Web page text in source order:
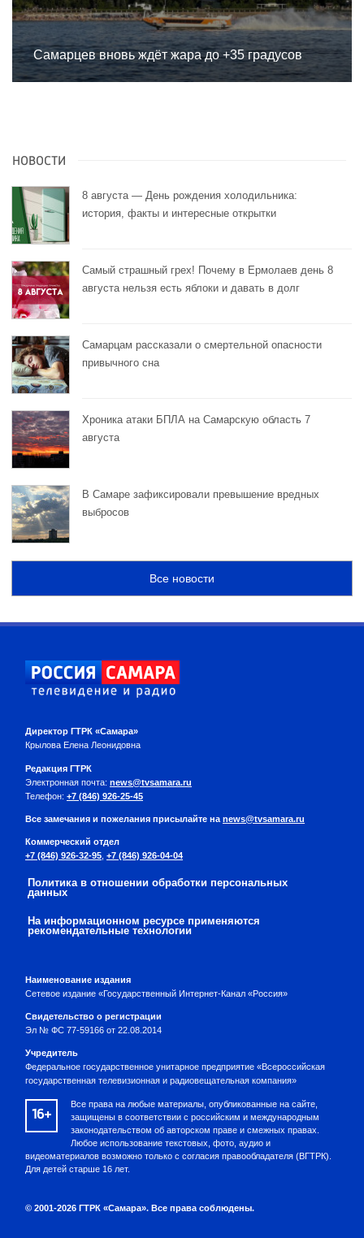
Самарцев вновь ждёт жара до +35 градусов
НОВОСТИ
8 августа — День рождения холодильника:
история, факты и интересные открытки
Самый страшный грех! Почему в Ермолаев день 8
августа нельзя есть яблоки и давать в долг
Самарцам рассказали о смертельной опасности
привычного сна
Хроника атаки БПЛА на Самарскую область 7
августа
В Самаре зафиксировали превышение вредных
выбросов
Все новости
Директор ГТРК «Самара»
Крылова Елена Леонидовна
Редакция ГТРК
Электронная почта: news@tvsamara.ru
Телефон: +7 (846) 926-25-45
Все замечания и пожелания присылайте на news@tvsamara.ru
Коммерческий отдел
+7 (846) 926-32-95 +7 (846) 926-04-04
Политика в отношении обработки персональных
данных
На информационном ресурсе применяются
рекомендательные технологии
Наименование издания
Сетевое издание «Государственный Интернет-Канал «Россия»
Свидетельство о регистрации
Эл № ФС 77-59166 от 22.08.2014
Учредитель
Федеральное государственное унитарное предприятие «Всероссийская
государственная телевизионная и радиовещательная компания»
16+
Все права на любые материалы, опубликованные на сайте,
защищены в соответствии с российским и международным
законодательством об авторском праве и смежных правах.
Любое использование текстовых, фото, аудио и
видеоматериалов возможно только с согласия правообладателя (ВГТРК).
Для детей старше 16 лет.
© 2001-2026 ГТРК «Самара». Все права соблюдены.